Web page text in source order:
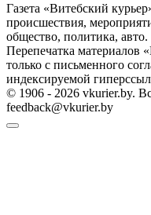
Газета «Витебский
происшествия,
общество, политика, авто.
Перепечатка материалов
только с письменного
индексируемой
© 1906 - 2026 vkurier.by.
feedback@vkurier.by